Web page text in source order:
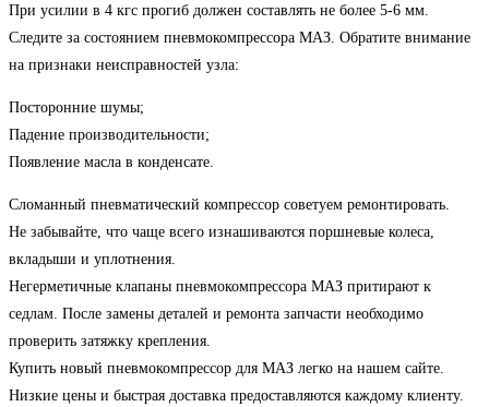
При усилии в 4 кгс прогиб должен составлять не более 5-6 мм.
Следите за состоянием пневмокомпрессора МАЗ. Обратите внимание
на признаки неисправностей узла:
Посторонние шумы;
Падение производительности;
Появление масла в конденсате.
Сломанный пневматический компрессор советуем ремонтировать.
Не забывайте, что чаще всего изнашиваются поршневые колеса,
вкладыши и уплотнения.
Негерметичные клапаны пневмокомпрессора МАЗ притирают к
седлам. После замены деталей и ремонта запчасти необходимо
проверить затяжку крепления.
Купить новый пневмокомпрессор для МАЗ легко на нашем сайте.
Низкие цены и быстрая доставка предоставляются каждому клиенту.